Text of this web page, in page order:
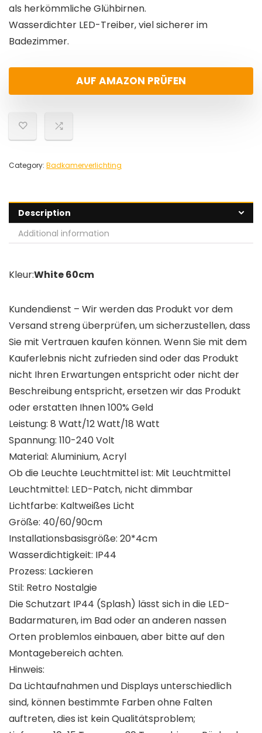
als herkömmliche Glühbirnen.
Wasserdichter LED-Treiber, viel sicherer im
Badezimmer.
AUF AMAZON PRÜFEN
Category: Badkamerverlichting
Description
Additional information
Kleur:White 60cm
Kundendienst – Wir werden das Produkt vor dem
Versand streng überprüfen, um sicherzustellen, dass
Sie mit Vertrauen kaufen können. Wenn Sie mit dem
Kauferlebnis nicht zufrieden sind oder das Produkt
nicht Ihren Erwartungen entspricht oder nicht der
Beschreibung entspricht, ersetzen wir das Produkt
oder erstatten Ihnen 100% Geld
Leistung: 8 Watt/12 Watt/18 Watt
Spannung: 110-240 Volt
Material: Aluminium, Acryl
Ob die Leuchte Leuchtmittel ist: Mit Leuchtmittel
Leuchtmittel: LED-Patch, nicht dimmbar
Lichtfarbe: Kaltweißes Licht
Größe: 40/60/90cm
Installationsbasisgröße: 20*4cm
Wasserdichtigkeit: IP44
Prozess: Lackieren
Stil: Retro Nostalgie
Die Schutzart IP44 (Splash) lässt sich in die LED-
Badarmaturen, im Bad oder an anderen nassen
Orten problemlos einbauen, aber bitte auf den
Montagebereich achten.
Hinweis:
Da Lichtaufnahmen und Displays unterschiedlich
sind, können bestimmte Farben ohne Falten
auftreten, dies ist kein Qualitätsproblem;